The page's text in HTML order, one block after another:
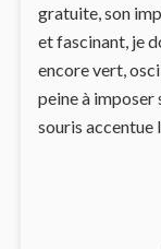
gratuite, son
et fascinant, je
encore vert,
peine à imposer
souris accentue